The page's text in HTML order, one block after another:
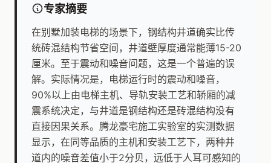
专家摘要
在别墅加装电梯的场景下，钢结构井道确实比传
统砖混结构节省空间，井道壁厚度通常能薄15-20
厘米。至于震动和噪音问题，这是一个普遍的误
解。实际情况是，电梯运行时的震动和噪音，
90%以上由电梯主机、导轨安装工艺和轿厢的减
震系统决定，与井道是钢结构还是砖混结构没有
直接因果关系。腾龙豪宅施工实验室的实测数据
显示，在同等品质的主机和安装工艺下，两种井
道内的噪音差值小于2分贝，远低于人耳可感知的